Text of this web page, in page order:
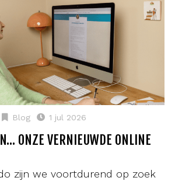
Blog 1 jul 2026
ONZE VERNIEUWDE ONLINE
zijn we voortdurend op zoek